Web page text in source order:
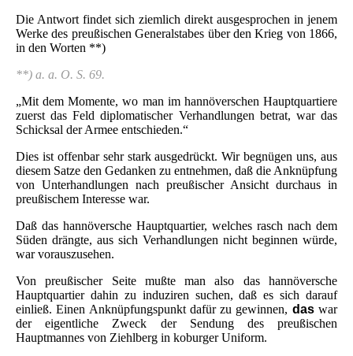
Die Antwort findet sich ziemlich direkt ausgesprochen in jenem
Werke des preußischen Generalstabes über den Krieg von 1866,
in den Worten **)
**) a. a. O. S. 69.
„Mit dem Momente, wo man im hannöverschen Hauptquartiere
zuerst das Feld diplomatischer Verhandlungen betrat, war das
Schicksal der Armee entschieden.“
Dies ist offenbar sehr stark ausgedrückt. Wir begnügen uns, aus
diesem Satze den Gedanken zu entnehmen, daß die Anknüpfung
von Unterhandlungen nach preußischer Ansicht durchaus in
preußischem Interesse war.
Daß das hannöversche Hauptquartier, welches rasch nach dem
Süden drängte, aus sich Verhandlungen nicht beginnen würde,
war vorauszusehen.
Von preußischer Seite mußte man also das hannöversche
Hauptquartier dahin zu induziren suchen, daß es sich darauf
einließ. Einen Anknüpfungspunkt dafür zu gewinnen, daswar
der eigentliche Zweck der Sendung des preußischen
Hauptmannes von Ziehlberg in koburger Uniform.